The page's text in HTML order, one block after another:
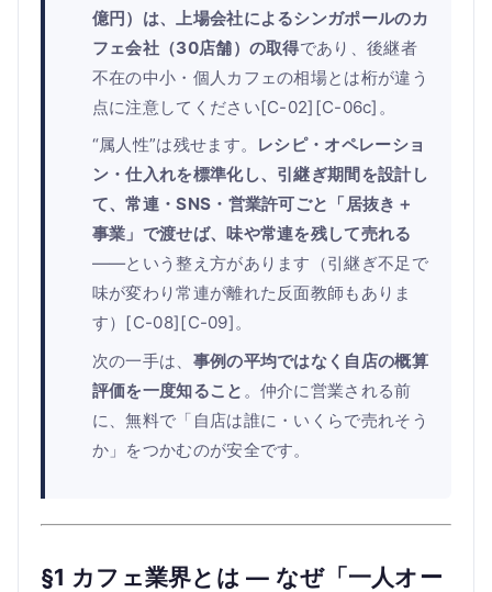
億円）は、上場会社によるシンガポールのカ
フェ会社（30店舗）の取得であり、後継者
不在の中小・個人カフェの相場とは桁が違う
点に注意してください[C-02][C-06c]。
“属人性”は残せます。 レシピ・オペレーショ
ン・仕入れを標準化し、引継ぎ期間を設計し
て、常連・SNS・営業許可ごと「居抜き＋
事業」で渡せば、味や常連を残して売れる
——という整え方があります（引継ぎ不足で
味が変わり常連が離れた反面教師もありま
す）[C-08][C-09]。
次の一手は、 事例の平均ではなく自店の概算
評価を一度知ること 。仲介に営業される前
に、無料で「自店は誰に・いくらで売れそう
か」をつかむのが安全です。
§1 カフェ業界とは — なぜ「一人オー